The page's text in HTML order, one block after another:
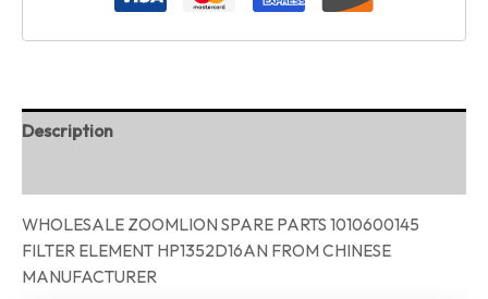
Description
WHOLESALE ZOOMLION SPARE PARTS 1010600145
FILTER ELEMENT HP1352D16AN FROM CHINESE
MANUFACTURER